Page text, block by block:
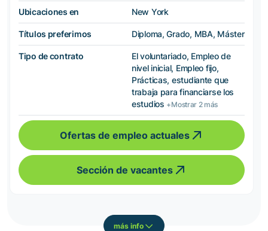
Ubicaciones en New York
Títulos preferimos Diploma, Grado, MBA, Máster
Tipo de contrato
El voluntariado, Empleo de
nivel inicial, Empleo fijo,
Prácticas, estudiante que
trabaja para financiarse los
estudios +Mostrar 2 más
Ofertas de empleo actuales
Sección de vacantes
más info